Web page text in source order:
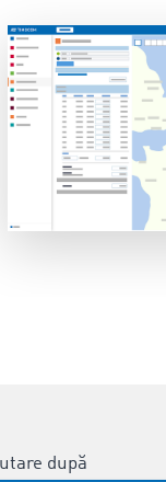
după